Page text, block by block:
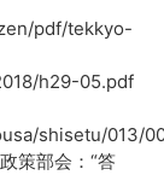
pdf/tekkyo-
h29-05.pdf
shisetu/013/
策部会：“答